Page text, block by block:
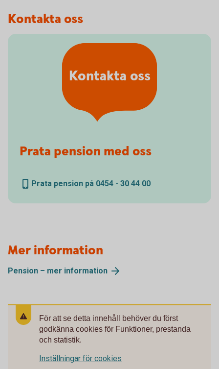
Kontakta oss
Kontakta oss
Prata pension med oss
Prata pension på 0454 - 30 44 00
Mer information
Pension – mer information
För att se detta innehåll behöver du först
godkänna cookies för Funktioner, prestanda
och statistik.
Inställningar för cookies